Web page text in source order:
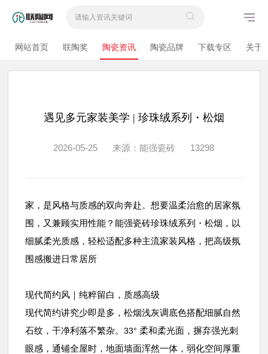
网站首页 联陶奖 陶瓷资讯 陶瓷品牌 下载专区 关于
遇见多元家装美学 | 珍珠绒系列・松烟
2026-05-25 来源：能强瓷砖 13298
家，是风格与质感的双向奔赴。想要温柔治愈的居家氛
围，又兼顾实用性能？能强瓷砖珍珠绒系列・松烟，以
细腻柔光质感，轻松适配多种主流家装风格，把高级氛
围感搬进日常居所
现代简约风｜纯粹留白，质感高级
现代简约讲究少即是多，松烟浅灰调底色搭配细腻自然
石纹，干净利落不繁杂。33°柔和柔光面，摒弃强光刺
眼感，通铺全屋时，地面墙面浑然一体，弱化空间厚重